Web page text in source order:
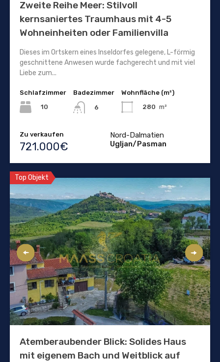
Zweite Reihe Meer: Stilvoll
kernsaniertes Traumhaus mit 4-5
Wohneinheiten oder Familienvilla
Dieses im Ortskern eines Inseldorfes gelegene, L-förmig
geschnittene Anwesen wurde fachgerecht und mit viel
Liebe zum...
Schlafzimmer
10
Badezimmer
6
Wohnfläche (m²)
280 m²
Zu verkaufen
721.000€
Nord-Dalmatien
Ugljan/Pasman
Top Objekt
Atemberaubender Blick: Solides Haus
mit eigenem Bach und Weitblick auf